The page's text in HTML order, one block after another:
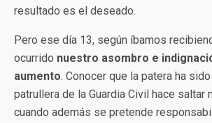
resultado es el deseado.
Pero ese día 13, según íbamos
ocurrido nuestro asombro e
aumento. Conocer que la patera ha
patrullera de la Guardia Civil hace saltar
cuando además se pretende